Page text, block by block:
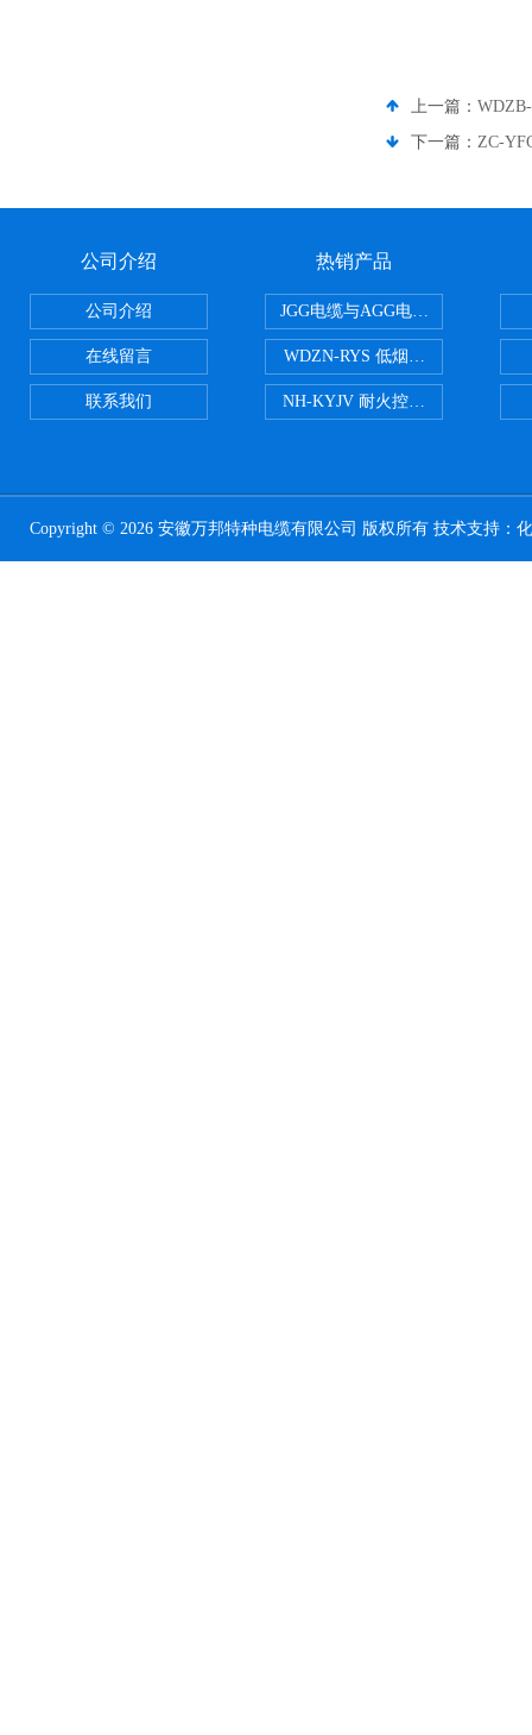
上一篇：
下一篇： ZC-
公司介绍
公司介绍
在线留言
联系我们
热销产品
JGG电缆与AGG电缆有什么区别
WDZN-RYS 低烟无卤耐火双绞线
NH-KYJV 耐火控制电缆
Copyright © 2026 安徽万邦特种电缆有限公司 版权所有 技术支持：